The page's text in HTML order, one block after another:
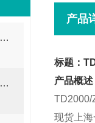
超声波液位计的安装要点你知道多少？
超声波液位计使用要注意哪些环境条件呢？
产品
标题：
产品概述
TD2000/
现货上